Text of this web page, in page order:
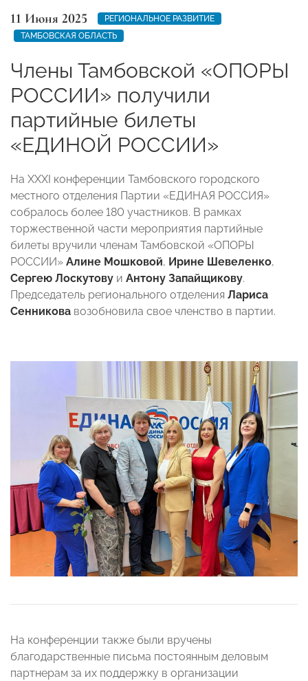
11 Июня 2025
РЕГИОНАЛЬНОЕ РАЗВИТИЕ
ТАМБОВСКАЯ ОБЛАСТЬ
Члены Тамбовской «ОПОРЫ
РОССИИ» получили
партийные билеты
«ЕДИНОЙ РОССИИ»
На XXXI конференции Тамбовского городского
местного отделения Партии «ЕДИНАЯ РОССИЯ»
собралось более 180 участников. В рамках
торжественной части мероприятия партийные
билеты вручили членам Тамбовской «ОПОРЫ
РОССИИ» Алине Мошковой, Ирине Шевеленко,
Сергею Лоскутову и Антону Запайщикову.
Председатель регионального отделения Лариса
Сенникова возобновила свое членство в партии.
На конференции также были вручены
благодарственные письма постоянным деловым
партнерам за их поддержку в организации